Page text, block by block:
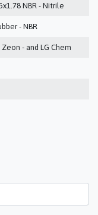
NBR - Nitrile
- NBR
Zeon - and LG Chem